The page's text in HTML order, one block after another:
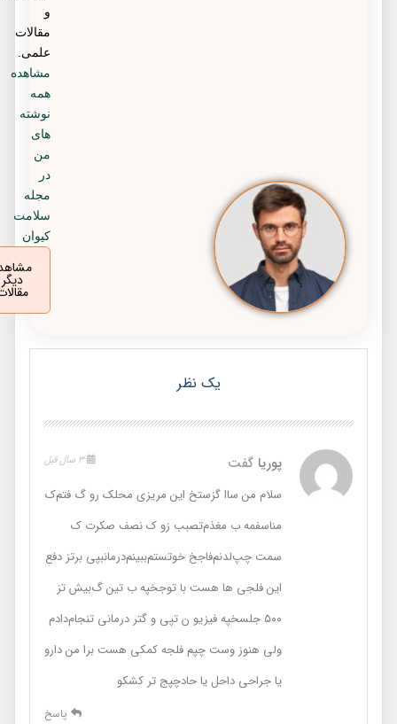
مقالات
علمی.
مشاهده
نوشته
سلامت
کیوان
مشاهده
مقالات
یک نظر
پوریاگفت
سلام من ساا گزستخ این مریزی محلک رو گ فتم‌ک
مناسفمه ب مغذم‌تصبب زو ک نصف صکرت ک
سمت چپ‌لدنم‌فاجخ خوتستم‌ببینم‌درمانبپی برتز دفع
این فلجی ها هست با توجخپه ب تین گ‌بیش تز
۵۰۰ جلسخپه فیزیو ن تپی و گتر درمانی تنجام‌دادم
ولی هنوز وست چپم فلجه کمکی هست برا من دارو
یا جراحی داحل یا حادچپج تر کشکو
پاسخ